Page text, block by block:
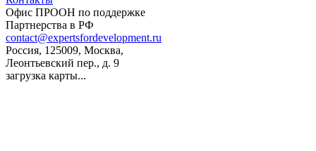
Офис ПРООН по поддержке
Партнерства в РФ
contact@expertsfordevelopment.ru
Россия, 125009, Москва,
Леонтьевский пер., д. 9
загрузка карты...